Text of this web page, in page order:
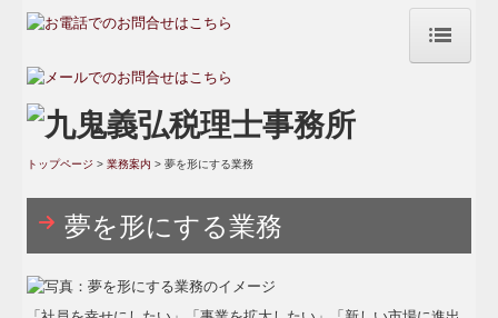
トップページ
弊事務所の強み
アクセスマップ
業務案内
トップページ >業務案内 > 夢を形にする業務
夢を形にする業務